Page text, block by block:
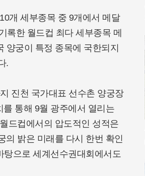
개 세부종목 중 9개에서 메달
록한 월드컵 최다 세부종목 메
양궁이 특정 종목에 국한되지
.
진천 국가대표 선수촌 양궁장
통해 9월 광주에서 열리는
드컵에서의 압도적인 성적은
의 밝은 미래를 다시 한번 확인
탕으로 세계선수권대회에서도